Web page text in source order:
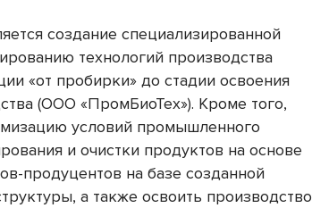
создание специализированной
технологий производства
«от пробирки» до стадии освоения
(ООО «ПромБиоТех»). Кроме того,
условий промышленного
и очистки продуктов на основе
продуцентов на базе созданной
а также освоить производство